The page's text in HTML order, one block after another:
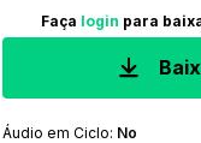
Faça login para
Áudio em Ciclo: No